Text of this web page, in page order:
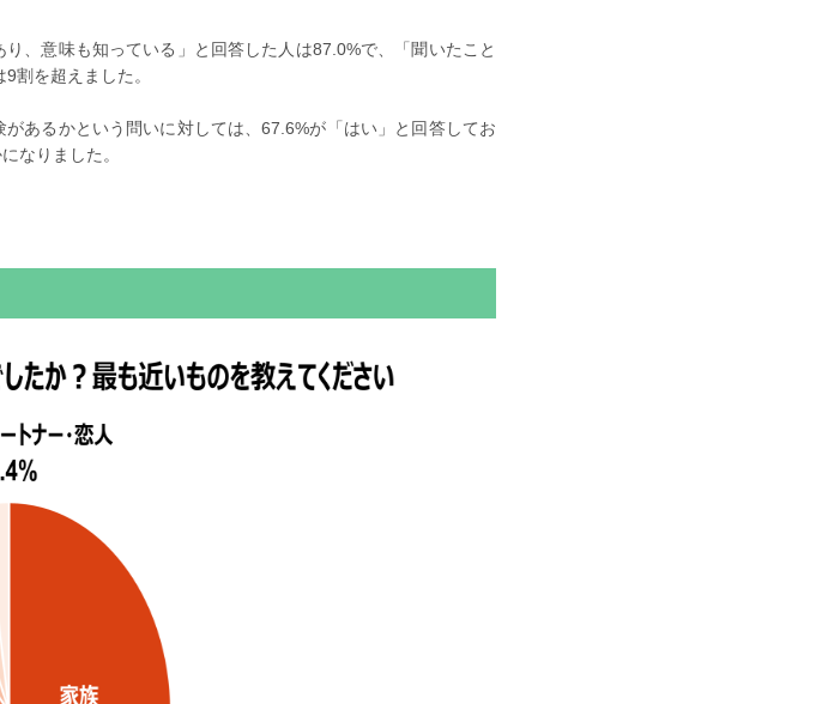
、意味も知っている」と回答した人は87.0%で、「聞いたこと
割を超えました。
あるかという問いに対しては、67.6%が「はい」と回答してお
なりました。